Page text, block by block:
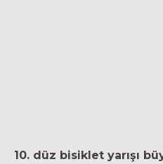
10. düz bisiklet yarışı